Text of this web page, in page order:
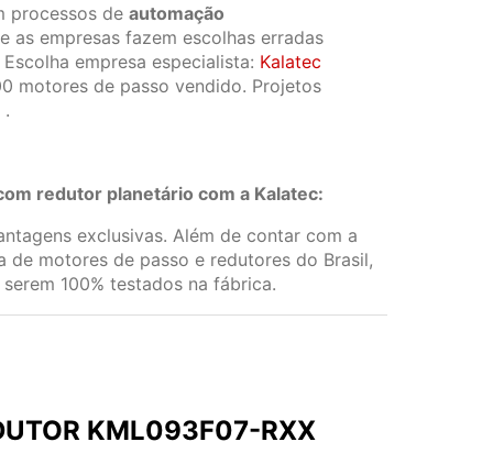
processos de automação
as empresas fazem escolhas erradas
empresa especialista: Kalatec
motores de passo vendido. Projetos
.
redutor planetário com a Kalatec:
exclusivas. Além de contar com a
motores de passo e redutores do Brasil,
100% testados na fábrica.
KML093F07-RXX